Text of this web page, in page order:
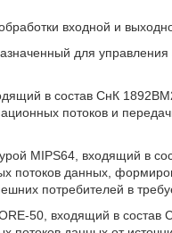
входной и
для
в состав СнК
потоков и
MIPS64, входящий в
потоков данных,
потребителей в
50, входящий в